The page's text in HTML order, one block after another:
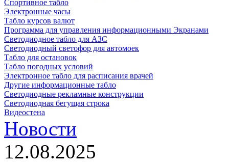
Спортивное табло
Электронные часы
Табло курсов валют
Программа для управления информационными Экранами
Светодиодное табло для АЗС
Светодиодный светофор для автомоек
Табло для остановок
Табло погодных условий
Электронное табло для расписания врачей
Другие информационные табло
Светодиодные рекламные конструкции
Светодиодная бегущая строка
Видеостена
Новости
12.08.2025